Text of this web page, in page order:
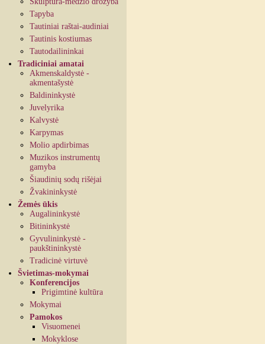
Tapyba
Tautiniai raštai-audiniai
Tautinis kostiumas
Tautodailininkai
Tradiciniai amatai
Akmenskaldystė -
akmentašystė
Baldininkystė
Juvelyrika
Kalvystė
Karpymas
Molio apdirbimas
Muzikos instrumentų
gamyba
Šiaudinių sodų rišėjai
Žvakininkystė
Žemės ūkis
Augalininkystė
Bitininkystė
Gyvulininkystė -
paukštininkystė
Tradicinė virtuvė
Švietimas-mokymai
Konferencijos
Prigimtinė kultūra
Mokymai
Pamokos
Visuomenei
Mokyklose